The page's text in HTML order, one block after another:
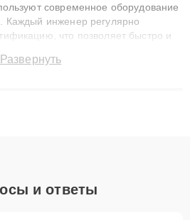
современное оборудование
Каждый инженер регулярно
что позволяет быстро и
3 лет. Наши мастера решают
Развернуть
и ответы